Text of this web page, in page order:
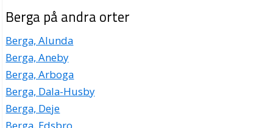
Berga på andra orter
Berga, Alunda
Berga, Aneby
Berga, Arboga
Berga, Dala-Husby
Berga, Deje